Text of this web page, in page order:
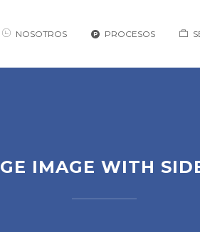
NOSOTROS PROCESOS
IMAGE WITH